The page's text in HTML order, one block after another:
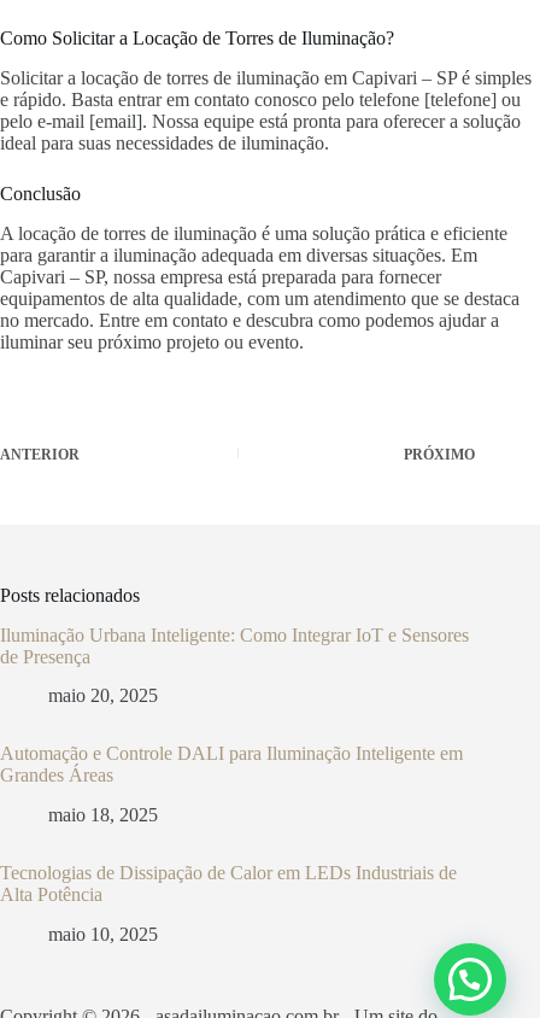
Como Solicitar a Locação de Torres de Iluminação?
Solicitar a locação de torres de iluminação em Capivari – SP é simples
e rápido. Basta entrar em contato conosco pelo telefone [telefone] ou
pelo e-mail [email]. Nossa equipe está pronta para oferecer a solução
ideal para suas necessidades de iluminação.
Conclusão
A locação de torres de iluminação é uma solução prática e eficiente
para garantir a iluminação adequada em diversas situações. Em
Capivari – SP, nossa empresa está preparada para fornecer
equipamentos de alta qualidade, com um atendimento que se destaca
no mercado. Entre em contato e descubra como podemos ajudar a
iluminar seu próximo projeto ou evento.
ANTERIOR PRÓXIMO
Posts relacionados
Iluminação Urbana Inteligente: Como Integrar IoT e Sensores
de Presença
maio 20, 2025
Automação e Controle DALI para Iluminação Inteligente em
Grandes Áreas
maio 18, 2025
Tecnologias de Dissipação de Calor em LEDs Industriais de
Alta Potência
maio 10, 2025